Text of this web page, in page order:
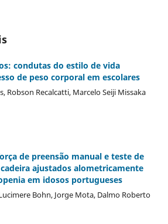
condutas do estilo de vida
de peso corporal em escolares
Robson Recalcatti, Marcelo Seiji Missaka
de preensão manual e teste de
ajustados alometricamente
em idosos portugueses
Bohn, Jorge Mota, Dalmo Roberto